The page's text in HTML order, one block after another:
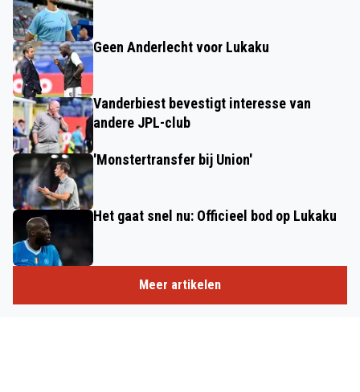
Geen Anderlecht voor Lukaku
Vanderbiest bevestigt interesse van
andere JPL-club
'Monstertransfer bij Union'
Het gaat snel nu: Officieel bod op Lukaku
Meer artikelen